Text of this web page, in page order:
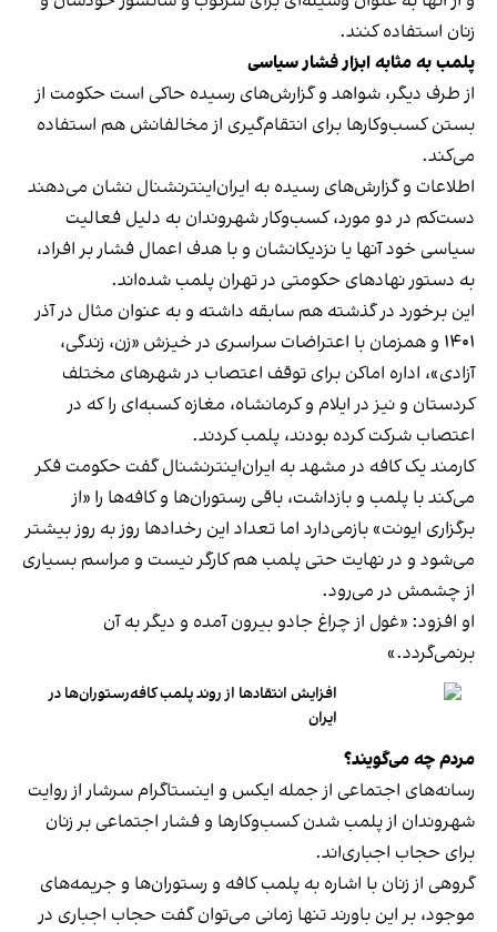
زنان استفاده کنند.
پلمب به مثابه ابزار فشار سیاسی
از طرف دیگر، شواهد و گزارش‌های رسیده حاکی است حکومت از
بستن کسب‌وکارها برای انتقام‌گیری از مخالفانش هم استفاده
می‌کند.
اطلاعات و گزارش‌های رسیده به ایران‌اینترنشنال نشان می‌دهند
دست‌کم در دو مورد، کسب‌وکار شهروندان به دلیل فعالیت
سیاسی خود آنها یا نزدیکانشان و با هدف اعمال فشار بر افراد،
به دستور نهادهای حکومتی در تهران پلمب شده‌اند.
این برخورد در گذشته هم سابقه داشته و به عنوان مثال در آذر
۱۴۰۱ و همزمان با اعتراضات سراسری در خیزش «زن، زندگی،
آزادی»، اداره اماکن برای توقف اعتصاب در شهرهای مختلف
کردستان و نیز در ایلام و کرمانشاه، مغازه کسبه‌ای را که در
اعتصاب شرکت کرده بودند، پلمب کردند.
کارمند یک کافه در مشهد به ایران‌اینترنشنال گفت حکومت فکر
می‌کند با پلمب و بازداشت، باقی رستوران‌ها و کافه‌ها را «از
برگزاری ایونت» بازمی‌دارد اما تعداد این رخدادها روز به روز بیشتر
می‌شود و در نهایت حتی پلمب هم کارگر نیست و مراسم بسیاری
از چشمش در می‌رود.
او افزود: «غول از چراغ جادو بیرون آمده و دیگر به آن
برنمی‎‌گردد.»
افزایش انتقادها از روند پلمب کافه‌رستوران‌ها در
ایران
مردم چه می‌گویند؟
رسانه‎‌های اجتماعی از جمله ایکس و اینستاگرام سرشار از روایت
شهروندان از پلمب شدن کسب‌وکارها و فشار اجتماعی بر زنان
برای حجاب اجباری‌اند.
گروهی از زنان با اشاره به پلمب کافه و رستوران‌ها و جریمه‌های
موجود، بر این باورند تنها زمانی می‌توان گفت حجاب اجباری در